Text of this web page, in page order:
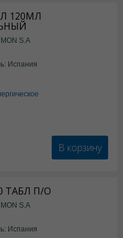
120МЛ
S.A
Испания
В корзину
ТАБЛ П/О
S.A
Испания